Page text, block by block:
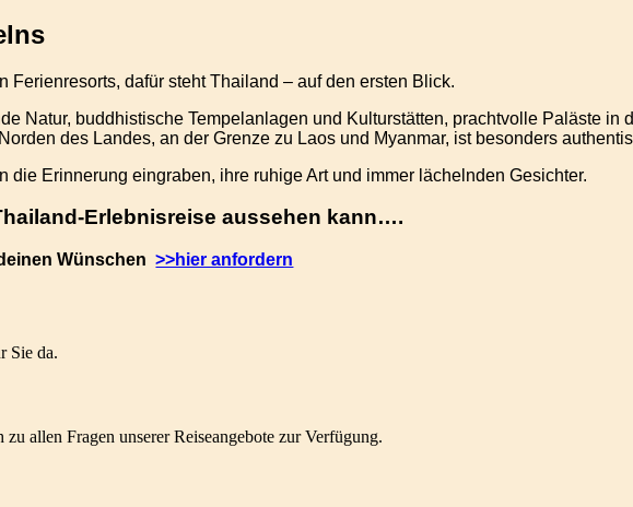
Ferienresorts, dafür steht Thailand – auf den ersten Blick.
Natur, buddhistische Tempelanlagen und Kulturstätten, prachtvolle Paläste in
des Landes, an der Grenze zu Laos und Myanmar, ist besonders
Erinnerung eingraben, ihre ruhige Art und immer lächelnden Gesichter.
Erlebnisreise aussehen kann….
Wünschen>>hier anfordern
Sie da.
allen Fragen unserer Reiseangebote zur Verfügung.